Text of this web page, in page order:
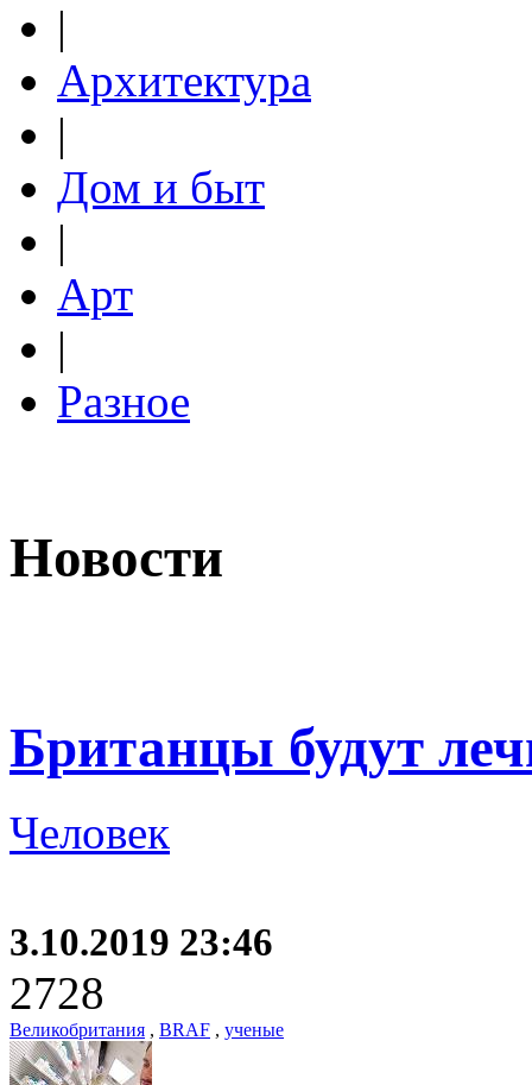
|
Архитектура
|
Дом и быт
|
Арт
|
Разное
Новости
Британцы будут
Человек
3.10.2019 23:46
2728
Великобритания , BRAF , ученые